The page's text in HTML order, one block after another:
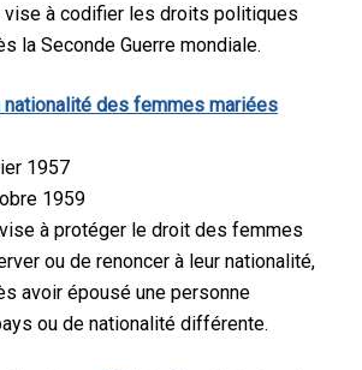
vise à codifier les droits politiques
la Seconde Guerre mondiale.
nationalité des femmes mariées
1957
1959
à protéger le droit des femmes
ou de renoncer à leur nationalité,
avoir épousé une personne
ou de nationalité différente.